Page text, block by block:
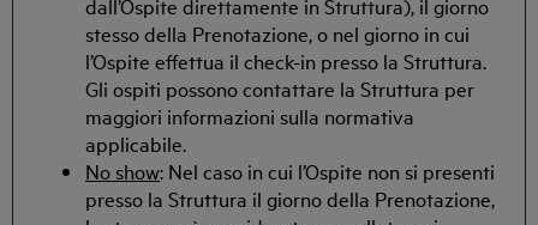
stesso della Prenotazione, o nel giorno in cui
l’Ospite effettua il check-in presso la Struttura.
Gli ospiti possono contattare la Struttura per
maggiori informazioni sulla normativa
applicabile.
No show: Nel caso in cui l’Ospite non si presenti
presso la Struttura il giorno della Prenotazione,